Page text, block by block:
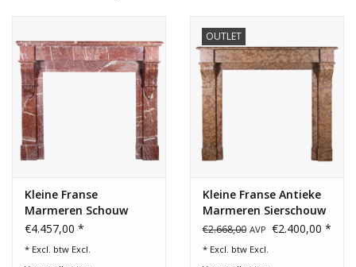
Kleine Franse
Marmeren Schouw
€4.457,00 *
* Excl. btw Excl.
OUTLET
Kleine Franse Antieke
Marmeren Sierschouw
€2.668,00 AVP €2.400,00 *
* Excl. btw Excl.